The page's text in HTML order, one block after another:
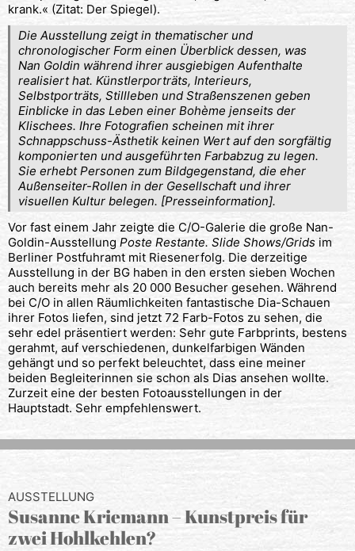
krank.« (Zitat: Der Spiegel).
Die Ausstellung zeigt in thematischer und
chronologischer Form einen Überblick dessen, was
Nan Goldin während ihrer ausgiebigen Aufenthalte
realisiert hat. Künstlerporträts, Interieurs,
Selbstporträts, Stillleben und Straßenszenen geben
Einblicke in das Leben einer Bohème jenseits der
Klischees. Ihre Fotografien scheinen mit ihrer
Schnappschuss-Ästhetik keinen Wert auf den sorgfältig
komponierten und ausgeführten Farbabzug zu legen.
Sie erhebt Personen zum Bildgegenstand, die eher
Außenseiter-Rollen in der Gesellschaft und ihrer
visuellen Kultur belegen. [Presseinformation].
Vor fast einem Jahr zeigte die C/O-Galerie die große Nan-
Goldin-Ausstellung Poste Restante. Slide Shows/Grids im
Berliner Postfuhramt mit Riesenerfolg. Die derzeitige
Ausstellung in der BG haben in den ersten sieben Wochen
auch bereits mehr als 20 000 Besucher gesehen. Während
bei C/O in allen Räumlichkeiten fantastische Dia-Schauen
ihrer Fotos liefen, sind jetzt 72 Farb-Fotos zu sehen, die
sehr edel präsentiert werden: Sehr gute Farbprints, bestens
gerahmt, auf verschiedenen, dunkelfarbigen Wänden
gehängt und so perfekt beleuchtet, dass eine meiner
beiden Begleiterinnen sie schon als Dias ansehen wollte.
Zurzeit eine der besten Fotoausstellungen in der
Hauptstadt. Sehr empfehlenswert.
AUSSTELLUNG
Susanne Kriemann – Kunstpreis für
zwei Hohlkehlen?